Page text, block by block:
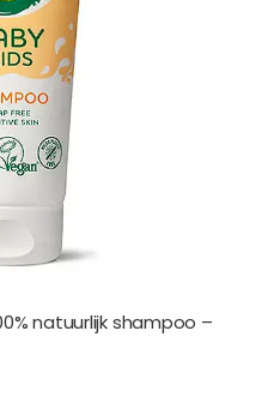
natuurlijk shampoo –